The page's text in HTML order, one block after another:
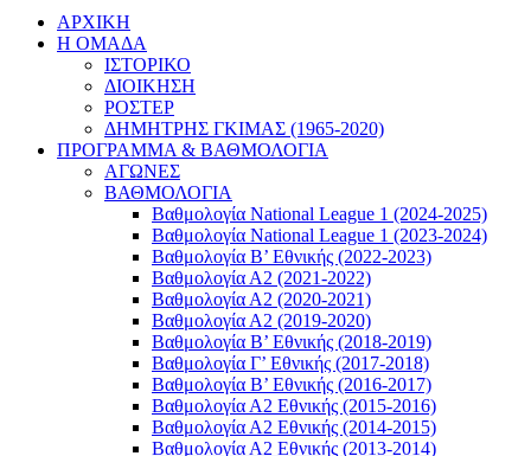
ΑΡΧΙΚΗ
Η ΟΜΑΔΑ
ΙΣΤΟΡΙΚΟ
ΔΙΟΙΚΗΣΗ
ΡΟΣΤΕΡ
ΔΗΜΗΤΡΗΣ ΓΚΙΜΑΣ (1965-2020)
ΠΡΟΓΡΑΜΜΑ & ΒΑΘΜΟΛΟΓΙΑ
ΑΓΩΝΕΣ
ΒΑΘΜΟΛΟΓΙΑ
Βαθμολογία National League 1 (2024-2025)
Βαθμολογία National League 1 (2023-2024)
Βαθμολογία Β’ Εθνικής (2022-2023)
Βαθμολογία Α2 (2021-2022)
Βαθμολογία Α2 (2020-2021)
Βαθμολογία Α2 (2019-2020)
Βαθμολογία B’ Εθνικής (2018-2019)
Βαθμολογία Γ’ Εθνικής (2017-2018)
Βαθμολογία Β’ Εθνικής (2016-2017)
Βαθμολογία Α2 Εθνικής (2015-2016)
Βαθμολογία Α2 Εθνικής (2014-2015)
Βαθμολογία Α2 Εθνικής (2013-2014)